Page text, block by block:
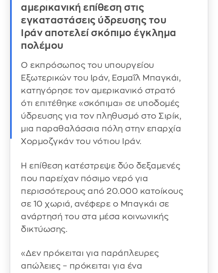
αμερικανική επίθεση στις
εγκαταστάσεις ύδρευσης του
Ιράν αποτελεί σκόπιμο έγκλημα
πολέμου
Ο εκπρόσωπος του υπουργείου
Εξωτερικών του Ιράν, Εσμαΐλ Μπαγκάι,
κατηγόρησε τον αμερικανικό στρατό
ότι επιτέθηκε «σκόπιμα» σε υποδομές
ύδρευσης για τον πληθυσμό στο Σιρίκ,
μια παραθαλάσσια πόλη στην επαρχία
Χορμοζγκάν του νότιου Ιράν.
Η επίθεση κατέστρεψε δύο δεξαμενές
που παρείχαν πόσιμο νερό για
περισσότερους από 20.000 κατοίκους
σε 10 χωριά, ανέφερε ο Μπαγκάι σε
ανάρτησή του στα μέσα κοινωνικής
δικτύωσης.
«Δεν πρόκειται για παράπλευρες
απώλειες – πρόκειται για ένα